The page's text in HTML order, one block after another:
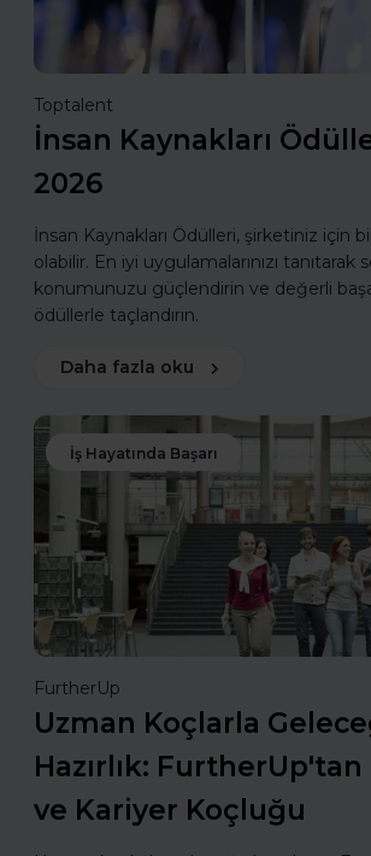
Toptalent
İnsan Kaynakları
2026
İnsan Kaynakları Ödülleri, şirketiniz için bir
olabilir. En iyi uygulamalarınızı
konumunuzu güçlendirin ve değerli
ödüllerle taçlandırın.
Daha fazla oku
İş Hayatında Başarı
FurtherUp
Uzman Koçlarla
Hazırlık:
ve Kariyer Koçluğu